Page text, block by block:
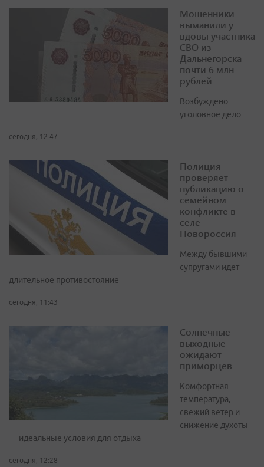
Мошенники
выманили у
вдовы участника
СВО из
Дальнегорска
почти 6 млн
рублей
Возбуждено
уголовное дело
сегодня, 12:47
Полиция
проверяет
публикацию о
семейном
конфликте в
селе
Новороссия
Между бывшими
супругами идет
длительное противостояние
сегодня, 11:43
Солнечные
выходные
ожидают
приморцев
Комфортная
температура,
свежий ветер и
снижение духоты
— идеальные условия для отдыха
сегодня, 12:28